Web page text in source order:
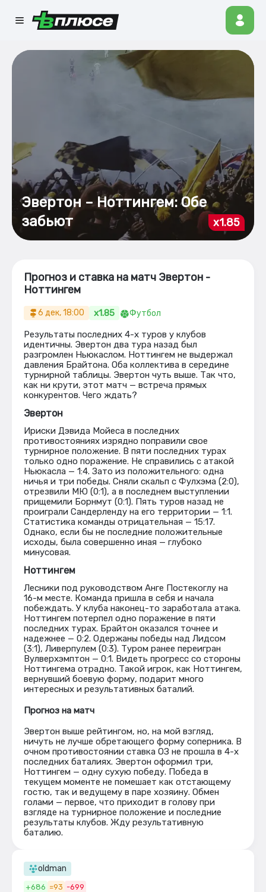
Эвертон – Ноттингем: Обе
забьют
x1.85
Прогноз и ставка на матч Эвертон -
Ноттингем
6 дек, 18:00 x1.85 Футбол
Результаты последних 4-х туров у клубов
идентичны. Эвертон два тура назад был
разгромлен Ньюкаслом. Ноттингем не выдержал
давления Брайтона. Оба коллектива в середине
турнирной таблицы. Эвертон чуть выше. Так что,
как ни крути, этот матч — встреча прямых
конкурентов. Чего ждать?
Эвертон
Ириски Дэвида Мойеса в последних
противостояниях изрядно поправили свое
турнирное положение. В пяти последних турах
только одно поражение. Не справились с атакой
Ньюкасла — 1:4. Зато из положительного: одна
ничья и три победы. Сняли скальп с Фулхэма (2:0),
отрезвили МЮ (0:1), а в последнем выступлении
прищемили Борнмут (0:1). Пять туров назад не
проиграли Сандерленду на его территории — 1:1.
Статистика команды отрицательная — 15:17.
Однако, если бы не последние положительные
исходы, была совершенно иная — глубоко
минусовая.
Ноттингем
Лесники под руководством Анге Постекоглу на
16-м месте. Команда пришла в себя и начала
побеждать. У клуба наконец-то заработала атака.
Ноттингем потерпел одно поражение в пяти
последних турах. Брайтон оказался точнее и
надежнее — 0:2. Одержаны победы над Лидсом
(3:1), Ливерпулем (0:3). Туром ранее переигран
Вулверхэмптон — 0:1. Видеть прогресс со стороны
Ноттингема отрадно. Такой игрок, как Ноттингем,
вернувший боевую форму, подарит много
интересных и результативных баталий.
Прогноз на матч
Эвертон выше рейтингом, но, на мой взгляд,
ничуть не лучше обретающего форму соперника. В
очном противостоянии ставка ОЗ не прошла в 4-х
последних баталиях. Эвертон оформил три,
Ноттингем — одну сухую победу. Победа в
текущем моменте не помешает как отстающему
гостю, так и ведущему в паре хозяину. Обмен
голами — первое, что приходит в голову при
взгляде на турнирное положение и последние
результаты клубов. Жду результативную
баталию.
oldman
+686 =93 -699